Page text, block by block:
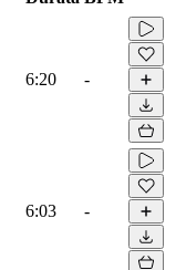
6:20 -
6:03 -